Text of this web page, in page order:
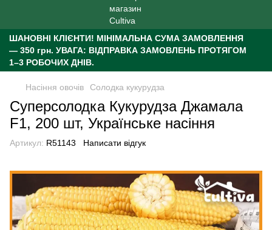
ШАНОВНІ КЛІЄНТИ! МІНІМАЛЬНА СУМА ЗАМОВЛЕННЯ
— 350 грн. УВАГА: ВІДПРАВКА ЗАМОВЛЕНЬ ПРОТЯГОМ
1–3 РОБОЧИХ ДНІВ.
Насіння овочів Солодка кукурудза
Суперсолодка Кукурудза Джамала
F1, 200 шт, Українське насіння
Артикул: R51143 Написати відгук